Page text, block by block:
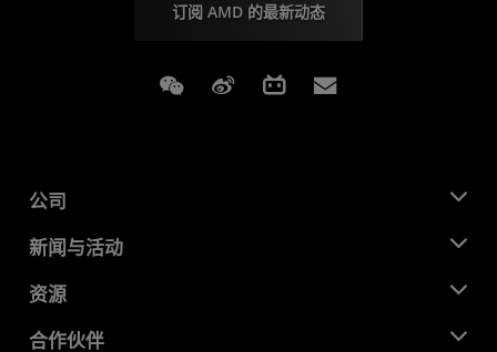
订阅 AMD 的最新动态
Weixin Weibo Bilibili
公司
关于 AMD
企业责任
就业机会
新闻与活动
新闻中心
媒体库
资源
开发中心
合作伙伴